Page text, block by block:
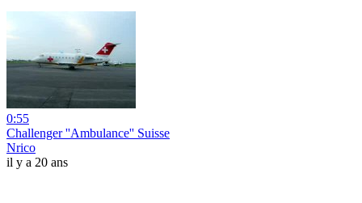
0:55
Challenger ''Ambulance'' Suisse
Nrico
il y a 20 ans